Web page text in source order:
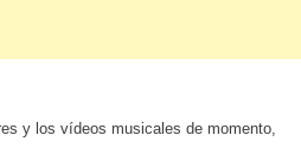
y los vídeos musicales de momento,